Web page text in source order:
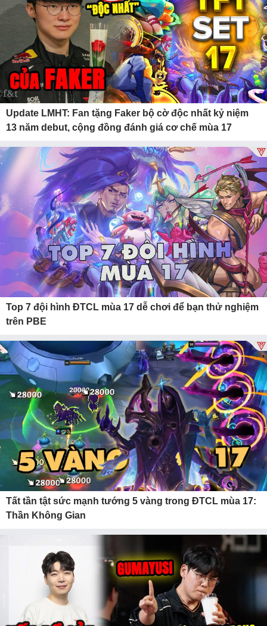
Update LMHT: Fan tặng Faker bộ cờ độc nhất kỷ niệm
13 năm debut, cộng đồng đánh giá cơ chế mùa 17
Top 7 đội hình ĐTCL mùa 17 dễ chơi để bạn thử nghiệm
trên PBE
Tất tần tật sức mạnh tướng 5 vàng trong ĐTCL mùa 17:
Thần Không Gian